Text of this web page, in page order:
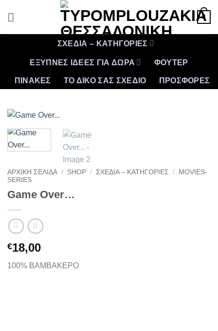
0
ΣΧΕΔΙΑ – ΚΑΤΗΓΟΡΙΕΣ
ΕΞΥΠΝΕΣ ΙΔΕΕΣ ΓΙΑ ΔΩΡΑ ΦΟΥΤΕΡ
ΠΙΝΑΚΕΣ ΤΟ ΔΙΚΟ ΣΑΣ ΣΧΕΔΙΟ ΠΡΟΣΦΟΡΈΣ
ΑΡΧΙΚΉ ΣΕΛΊΔΑ / SHOP / ΣΧΕΔΙΑ – ΚΑΤΗΓΟΡΙΕΣ /
MOVIES-
SERIES
Game Over…
€18,00
100% ΒΑΜΒΑΚΕΡΟ